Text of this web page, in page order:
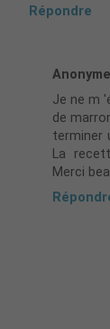
Répondre
Anonyme
Je ne m
de
terminer
La
Merci